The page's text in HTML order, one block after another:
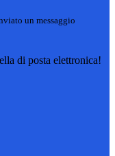
un messaggio
di posta elettronica!